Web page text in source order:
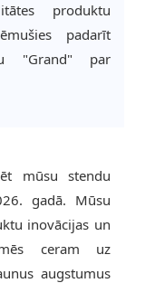
produktu
padarīt
"Grand" par
mūsu stendu
gadā. Mūsu
inovācijas un
ceram uz
augstumus